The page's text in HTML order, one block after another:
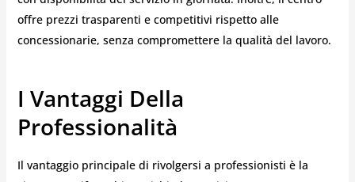
offre prezzi trasparenti e competitivi rispetto alle
concessionarie, senza compromettere la qualità del lavoro.
I Vantaggi Della
Professionalità
Il vantaggio principale di rivolgersi a professionisti è la